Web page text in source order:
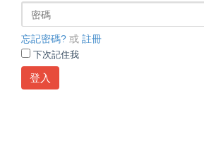
忘記密碼? 或 註冊
下次記住我
登入